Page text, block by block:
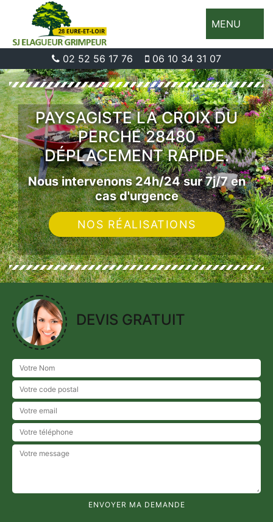
MENU
02 52 56 17 76 06 10 34 31 07
PAYSAGISTE LA CROIX DU
PERCHE 28480
DÉPLACEMENT RAPIDE.
Nous intervenons 24h/24 sur 7j/7 en
cas d'urgence
NOS RÉALISATIONS
DEVIS GRATUIT